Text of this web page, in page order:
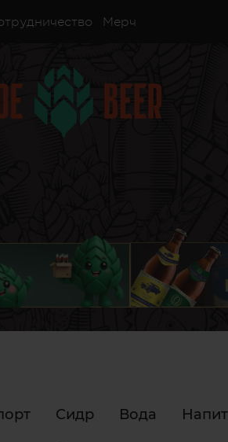
Мерч
Сидр Вода